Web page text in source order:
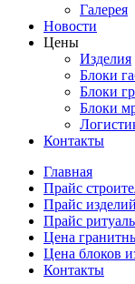
Галерея
Новости
Цены
Изделия
Блоки
Блоки
Блоки
Контакты
Главная
Прайс
Прайс
Прайс
Цена
Цена блоков
Контакты